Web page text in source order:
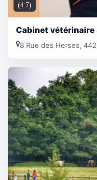
(4.7)
Cabinet vétérinaire
8 Rue des Herses,